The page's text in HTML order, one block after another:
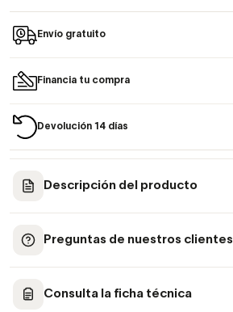
Envío gratuito
Financia tu compra
Devolución 14 días
Descripción del producto
Preguntas de nuestros clientes
Consulta la ficha técnica